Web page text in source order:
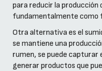
para reducir la producción
fundamentalmente como
Otra alternativa es el
se mantiene una
rumen, se puede capturar
generar productos que